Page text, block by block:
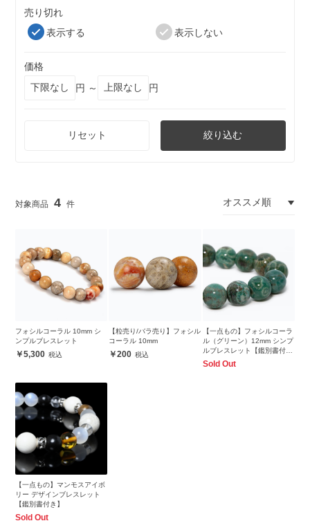
売り切れ
表示する
表示しない
価格
円 ～
円
リセット 絞り込む
4
フォシルコーラル 10mm シ
ンプルブレスレット
5,300
【粒売り/バラ売り】フォシル
コーラル 10mm
200
【一点もの】フォシルコーラ
ル（グリーン）12mm シンプ
ルブレスレット【鑑別書付
き】
Sold Out
【一点もの】マンモスアイボ
リー デザインブレスレット
【鑑別書付き】
Sold Out